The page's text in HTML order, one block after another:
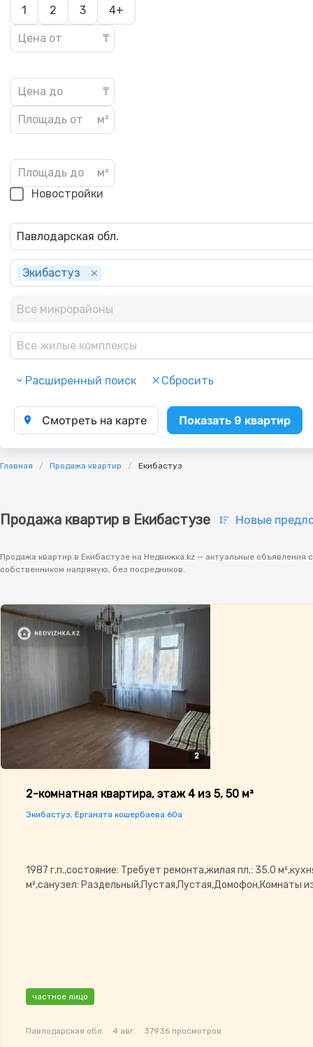
1 2 3 4+
Новостройки
Павлодарская обл.
Экибастуз
Все микрорайоны
Все жилые комплексы
Расширенный поиск Сбросить
Смотреть на карте Показать 9 квартир
Главная Продажа квартир Екибастуз
Продажа квартир в Екибастузе Новые
Продажа квартир в Екибастузе на Недвижка.kz — актуальные
собственником напрямую, без посредников.
2
2
2-комнатная квартира, этаж 4 из 5, 50 м²
Экибастуз, Ерганата кошербаева 60а
1987 г.п.,состояние: Требует ремонта,жилая пл.: 35.0
м²,санузел: Раздельный,Пустая,Пустая,Домофон,Комнаты
частное лицо
Павлодарская обл. 4 авг. 37936 просмотров